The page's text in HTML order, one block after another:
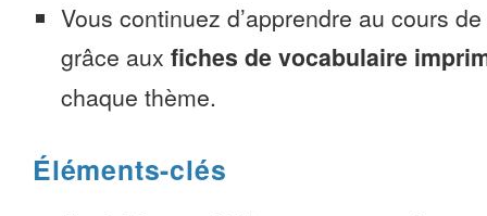
Vous continuez d’apprendre au cours
grâce aux fiches de vocabulaire
chaque thème.
Éléments-clés